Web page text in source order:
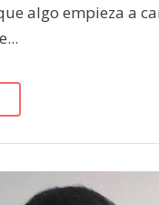
algo empieza a